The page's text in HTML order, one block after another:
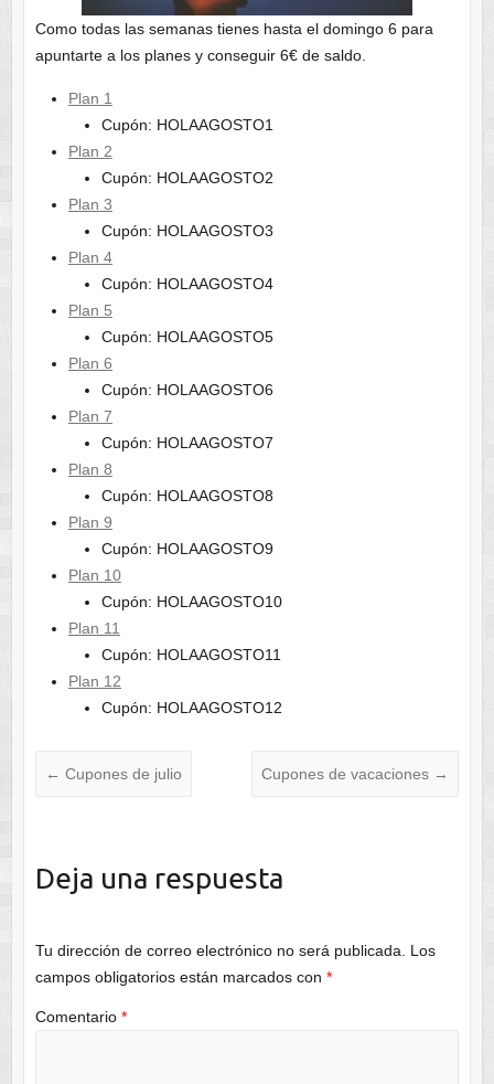
Como todas las semanas tienes hasta el domingo 6 para
apuntarte a los planes y conseguir 6€ de saldo.
Plan 1
Cupón: HOLAAGOSTO1
Plan 2
Cupón: HOLAAGOSTO2
Plan 3
Cupón: HOLAAGOSTO3
Plan 4
Cupón: HOLAAGOSTO4
Plan 5
Cupón: HOLAAGOSTO5
Plan 6
Cupón: HOLAAGOSTO6
Plan 7
Cupón: HOLAAGOSTO7
Plan 8
Cupón: HOLAAGOSTO8
Plan 9
Cupón: HOLAAGOSTO9
Plan 10
Cupón: HOLAAGOSTO10
Plan 11
Cupón: HOLAAGOSTO11
Plan 12
Cupón: HOLAAGOSTO12
← Cupones de julio Cupones de vacaciones →
Deja una respuesta
Tu dirección de correo electrónico no será publicada. Los
campos obligatorios están marcados con *
Comentario *